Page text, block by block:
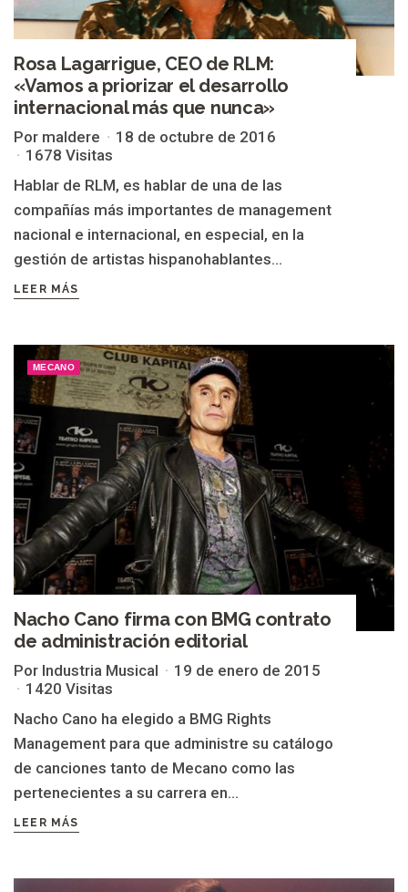
Rosa Lagarrigue, CEO de RLM:
«Vamos a priorizar el desarrollo
internacional más que nunca»
Por maldere
18 de octubre de 2016
1678 Visitas
Hablar de RLM, es hablar de una de las
compañías más importantes de management
nacional e internacional, en especial, en la
gestión de artistas hispanohablantes...
LEER MÁS
MECANO
Nacho Cano firma con BMG contrato
de administración editorial
Por Industria Musical
19 de enero de 2015
1420 Visitas
Nacho Cano ha elegido a BMG Rights
Management para que administre su catálogo
de canciones tanto de Mecano como las
pertenecientes a su carrera en...
LEER MÁS